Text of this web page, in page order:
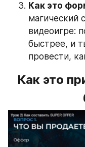
Как это
магический
видеоигре:
быстрее, и
провести,
Как это